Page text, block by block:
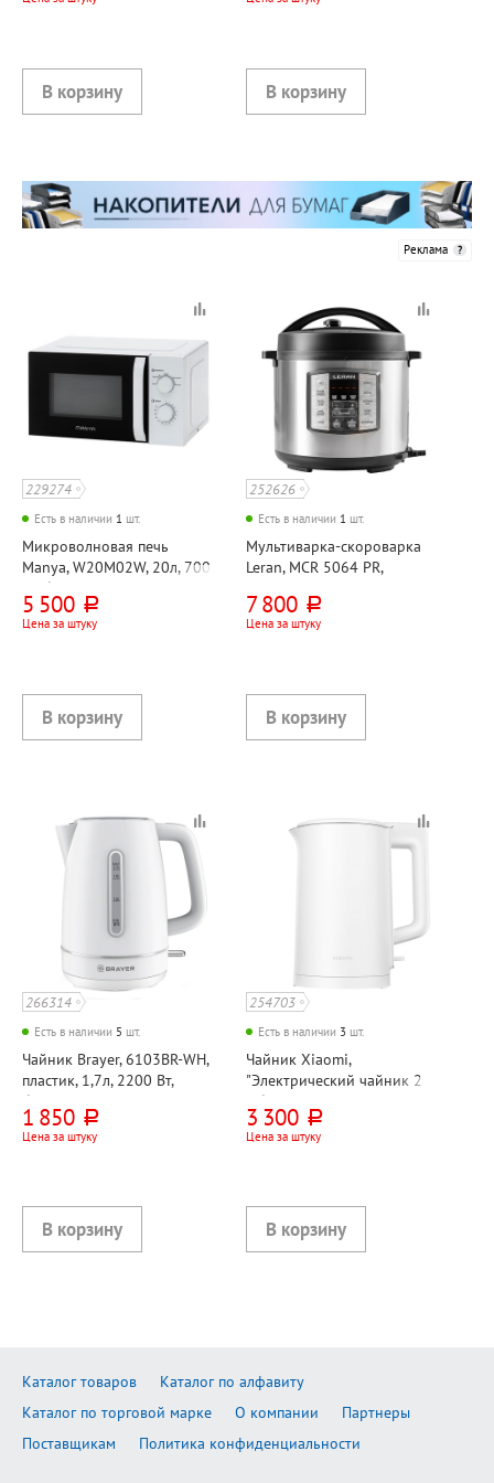
Реклама
229274
Есть в наличии 1 шт.
Микроволновая печь
Manya, W20M02W, 20л, 700
Вт, белая, механическая
5 500 руб.
Цена за штуку
252626
Есть в наличии 1 шт.
Мультиварка-скороварка
Leran, MCR 5064 PR,
сталь+пластик, 6л, 1000 Вт,
серебристая+черная
7 800 руб.
Цена за штуку
266314
Есть в наличии 5 шт.
Чайник Brayer, 6103BR-WH,
пластик, 1,7л, 2200 Вт,
белый
1 850 руб.
Цена за штуку
254703
Есть в наличии 3 шт.
Чайник Xiaomi,
"Электрический чайник 2
Облегченный (Electric
Kettle 2 Lite)", пластик, 1,5л,
1500 Вт, белый
3 300 руб.
Цена за штуку
Каталог товаров
Каталог по алфавиту
Каталог по торговой марке
О компании
Партнеры
Поставщикам
Политика конфиденциальности